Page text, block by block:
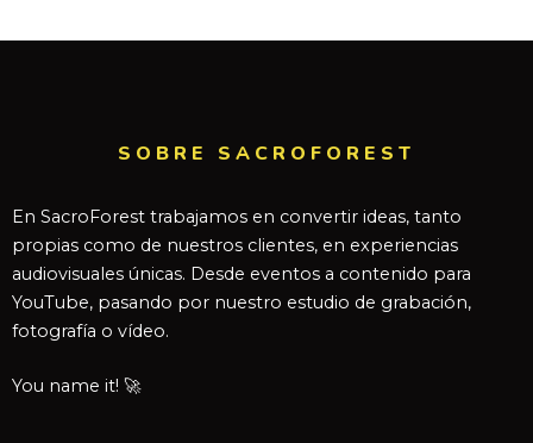
SOBRE SACROFOREST
En SacroForest trabajamos en convertir ideas, tanto
propias como de nuestros clientes, en experiencias
audiovisuales únicas. Desde eventos a contenido para
YouTube, pasando por nuestro estudio de grabación,
fotografía o vídeo.
You name it! 🚀